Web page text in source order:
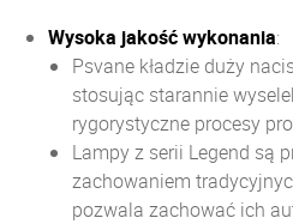
Wysoka jakość wykonania:
Psvane kładzie duży
stosując starannie
rygorystyczne procesy
Lampy z serii Legend są
zachowaniem
pozwala zachować ich